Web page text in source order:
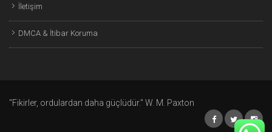
İletişim
DMCA & İtibar Koruma
"Fikirler, ordulardan daha güçlüdür." W. M. Paxton